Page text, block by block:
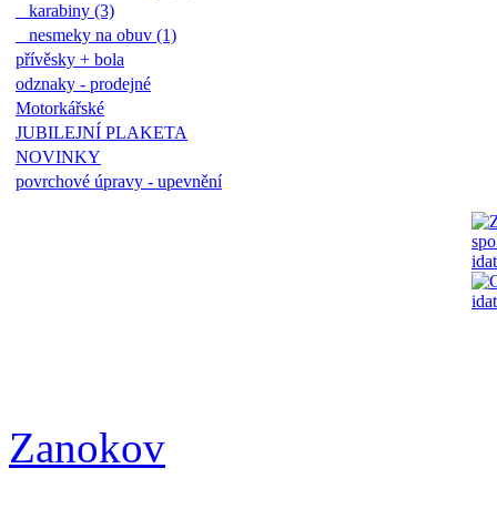
karabiny (3)
nesmeky na obuv (1)
přívěsky + bola
odznaky - prodejné
Motorkářské
JUBILEJNÍ PLAKETA
NOVINKY
povrchové úpravy - upevnění
Zanokov